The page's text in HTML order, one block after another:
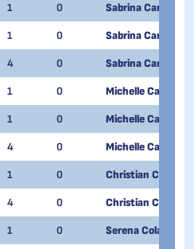
1 0 Sabrina Canclini
1 0 Sabrina Canclini
4 0 Sabrina Canclini
1 0 Michelle
1 0 Michelle
4 0 Michelle
1 0 Christian Cattani
4 0 Christian Cattani
1 0 Serena Cola